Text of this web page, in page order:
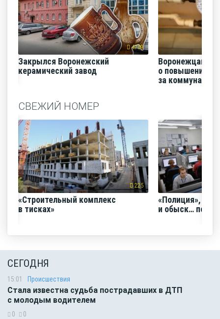
4709
Закрылся Воронежский
керамический завод
Воронежцам
о повышении
за
СВЕЖИЙ НОМЕР
225
«Строительный комплекс
в тисках»
«Полиция»,
и обыск… по
СЕГОДНЯ
15:01 Происшествия
Стала известна судьба пострадавших в ДТП
с молодым водителем
0 0